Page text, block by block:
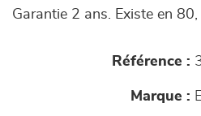
Garantie 2 ans. Existe en
Référence :
Marque :